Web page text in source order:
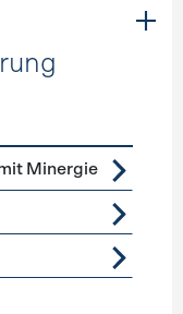
Sanierung
Minergie